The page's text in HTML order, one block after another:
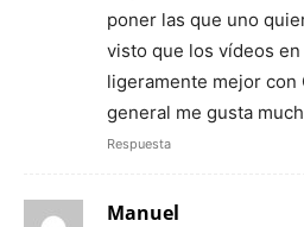
poner las que uno
visto que los vídeos
ligeramente mejor con
general me gusta
Respuesta
Manuel